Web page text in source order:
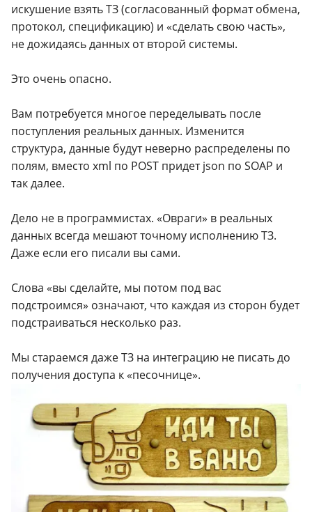
искушение взять ТЗ (согласованный формат обмена,
протокол, спецификацию) и «сделать свою часть»,
не дожидаясь данных от второй системы.
Это очень опасно.
Вам потребуется многое переделывать после
поступления реальных данных. Изменится
структура, данные будут неверно распределены по
полям, вместо xml по POST придет json по SOAP и
так далее.
Дело не в программистах. «Овраги» в реальных
данных всегда мешают точному исполнению ТЗ.
Даже если его писали вы сами.
Слова «вы сделайте, мы потом под вас
подстроимся» означают, что каждая из сторон будет
подстраиваться несколько раз.
Мы стараемся даже ТЗ на интеграцию не писать до
получения доступа к «песочнице».